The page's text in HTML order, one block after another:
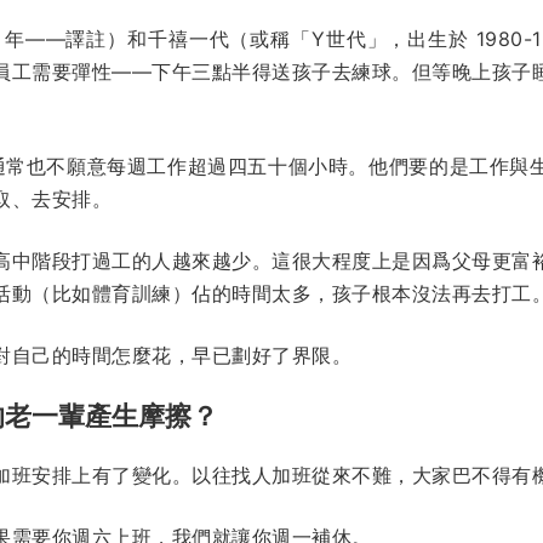
年——譯註）和千禧一代（或稱「Y世代」，出生於
工需要彈性——下午三點半得送孩子去練球。但等晚上孩子
也不願意每週工作超過四五十個小時。他們要的是工作與
去安排。
中階段打過工的人越來越少。這很大程度上是因爲父母更富
動（比如體育訓練）佔的時間太多，孩子根本沒法再去打工
己的時間怎麼花，早已劃好了界限。
一輩產生摩擦？
班安排上有了變化。以往找人加班從來不難，大家巴不得有
要你週六上班，我們就讓你週一補休。